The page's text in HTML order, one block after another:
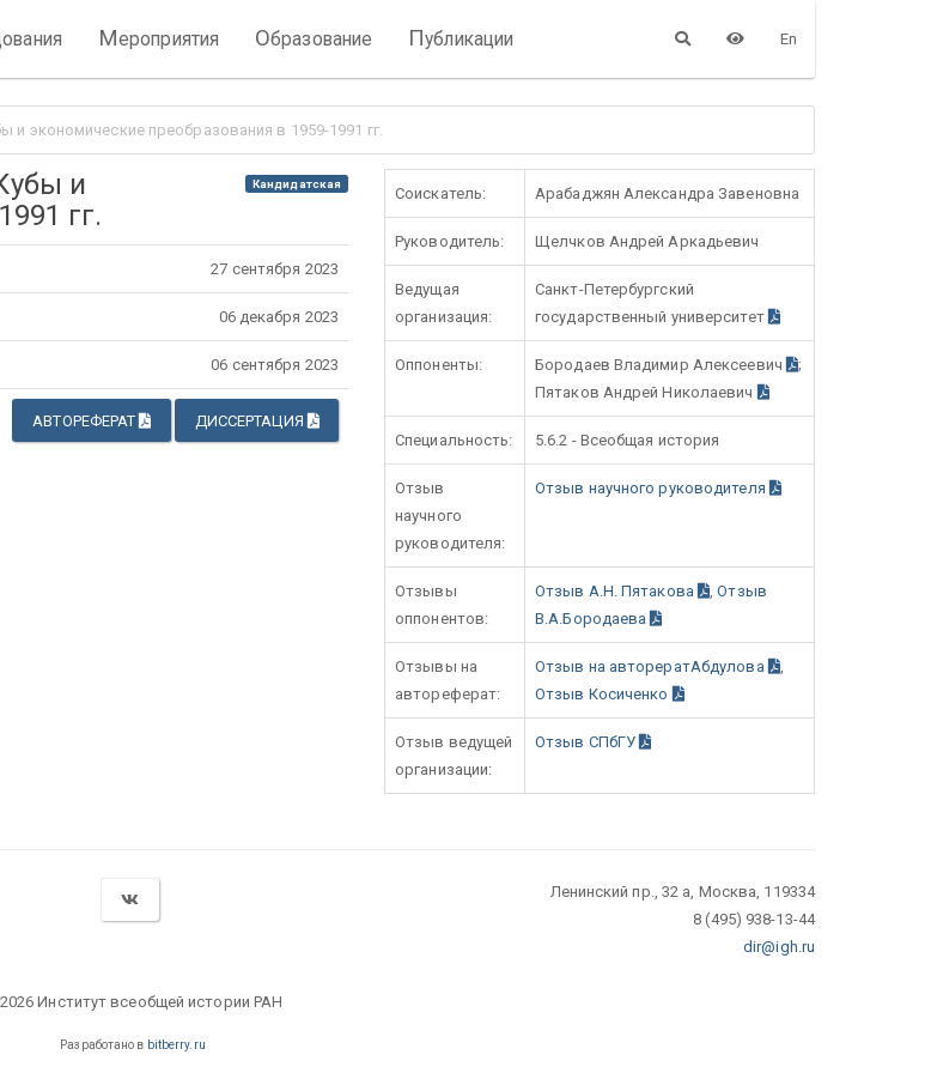
Мероприятия Образование Публикации En
экономические преобразования в 1959-1991 гг.
и
гг.
Кандидатская
27 сентября 2023
06 декабря 2023
06 сентября 2023
АВТОРЕФЕРАТ ДИССЕРТАЦИЯ
Соискатель: Арабаджян Александра Завеновна
Руководитель: Щелчков Андрей Аркадьевич
Ведущая
организация:
Санкт-Петербургский
государственный университет
Оппоненты: Бородаев Владимир Алексеевич
;
Пятаков Андрей Николаевич
Специальность: 5.6.2 - Всеобщая история
Отзыв
научного
руководителя:
Отзыв научного руководителя
Отзывы
оппонентов:
Отзыв А.Н. Пятакова ,Отзыв
В.А.Бородаева
Отзывы на
автореферат:
Отзыв на авторератАбдулова
,
Отзыв Косиченко
Отзыв ведущей
организации:
Отзыв СПбГУ
Ленинский пр., 32 а, Москва, 119334
8 (495) 938-13-44
dir@igh.ru
Институт всеобщей истории РАН
Разработано в bitberry.ru